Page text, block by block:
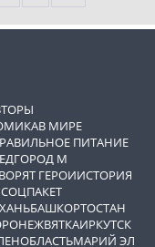
В МИРЕ
ПИТАНИЕ
ГОРОД М
ГЕРОИИСТОРИЯ
СОЦПАКЕТ
БАШКОРТОСТАН
ВЯТКАИРКУТСК
МАРИЙ ЭЛ